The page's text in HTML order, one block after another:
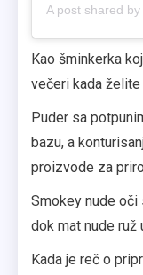
Kao šminkerka
večeri kada
Puder sa
bazu, a
proizvode za
Smokey nude oči
dok mat nude ruž
Kada je reč o